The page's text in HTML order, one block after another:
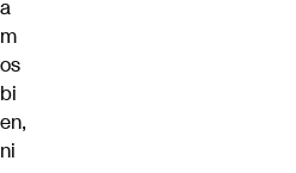
a
m
os
bi
en,
ni